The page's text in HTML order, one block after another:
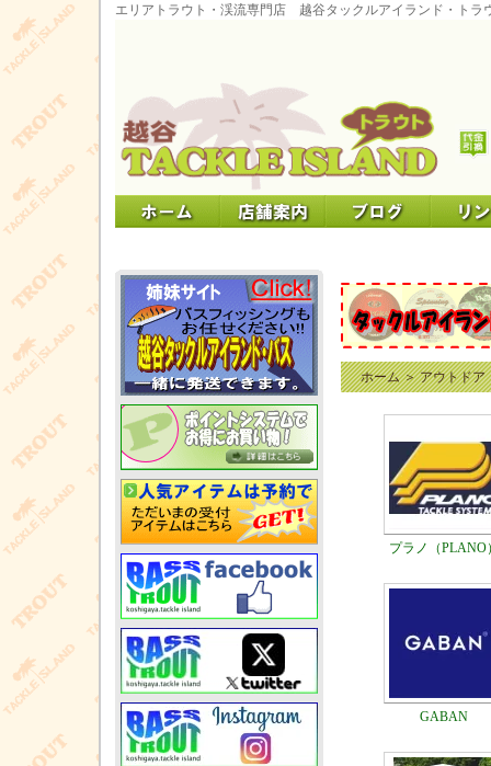
エリアトラウト・渓流専門店 越谷タックルアイランド・トラ
ホーム＞アウトドア
プラノ（PLANO
GABAN